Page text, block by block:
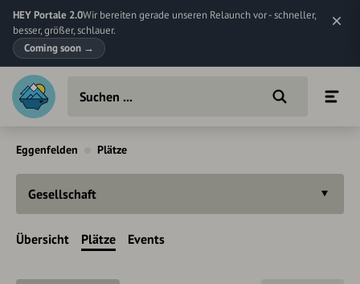
HEY Portale 2.0Wir bereiten gerade unseren Relaunch vor - schneller,
besser, größer, schlauer.
Coming soon →
Eggenfelden Plätze
Gesellschaft
Übersicht Plätze Events